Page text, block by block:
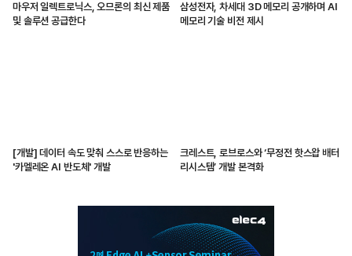
마우저 일렉트로닉스, 오므론의 최신 제품
및 솔루션 공급한다
삼성전자, 차세대 3D 메모리 공개하며 AI
메모리 기술 비전 제시
[개발] 데이터 속도 맞춰 스스로 반응하는
'카멜레온 AI 반도체' 개발
크레스트, 로브로스와 ‘무정전 핫스왑 배터
리시스템’ 개발 본격화